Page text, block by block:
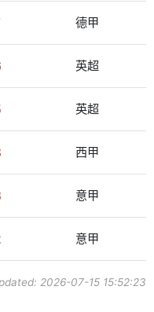
德甲
英超
英超
西甲
意甲
意甲
2026-07-15 15:52:23